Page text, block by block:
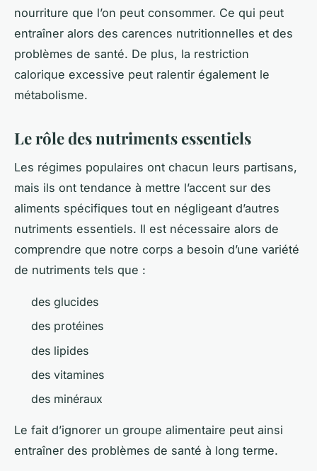
nourriture que l’on peut consommer. Ce qui peut
entraîner alors des carences nutritionnelles et des
problèmes de santé. De plus, la restriction
calorique excessive peut ralentir également le
métabolisme.
Le rôle des nutriments essentiels
Les régimes populaires ont chacun leurs partisans,
mais ils ont tendance à mettre l’accent sur des
aliments spécifiques tout en négligeant d’autres
nutriments essentiels. Il est nécessaire alors de
comprendre que notre corps a besoin d’une variété
de nutriments tels que :
des glucides
des protéines
des lipides
des vitamines
des minéraux
Le fait d’ignorer un groupe alimentaire peut ainsi
entraîner des problèmes de santé à long terme.